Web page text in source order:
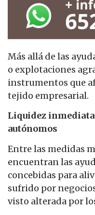
Más allá de las
o explotaciones
instrumentos que
tejido empresarial.
Liquidez
autónomos
Entre las medidas
encuentran las
concebidas para
sufrido por
visto alterada por